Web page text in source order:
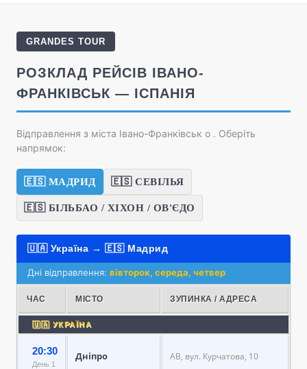
GRANDES TOUR
РОЗКЛАД РЕЙСІВ ІВАНО-
ФРАНКІВСЬК — ІСПАНІЯ
Відправлення з міста Івано-Франківськ о . Оберіть
напрямок:
🇪🇸 МАДРИД 🇪🇸 СЕВІЛЬЯ
🇪🇸 БІЛЬБАО / ХІХОН / ОВ'ЄДО
🇺🇦 Україна → 🇪🇸 Мадрид
Дні відправлення: вівторок, середа, четвер
ЧАС МІСТО ЗУПИНКА / АДРЕСА
🇺🇦 УКРАЇНА
20:30
День 1
Дніпро АВ, вул. Курчатова, 10